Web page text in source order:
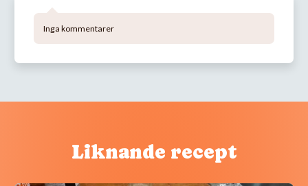
Inga kommentarer
Liknande recept